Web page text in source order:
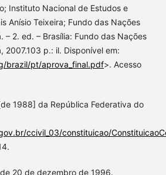
Instituto Nacional de Estudos e
Anísio Teixeira; Fundo das Nações
– 2. ed. – Brasília: Fundo das Nações
2007.103 p.: il. Disponível em:
brazil/pt/aprova_final.pdf>. Acesso
1988] da República Federativa do
ccivil_03/constituicao/
20 de dezembro de 1996.